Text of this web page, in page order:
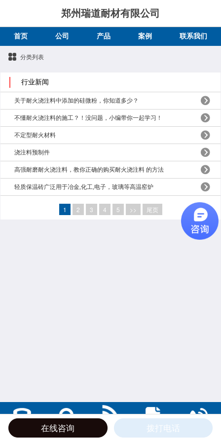
郑州瑞道耐材有限公司
首页 公司 产品 案例 联系我们
分类列表
行业新闻
关于耐火浇注料中添加的硅微粉，你知道多少？
不懂耐火浇注料的施工？！没问题，小编带你一起学习！
不定型耐火材料
浇注料预制件
高强耐磨耐火浇注料，教你正确的购买耐火浇注料 的方法
轻质保温砖广泛用于冶金,化工,电子，玻璃等高温窑炉
1 2 3 4 5 >> 尾页
公司介绍 产品中心 返回首页 在线留言 联系电话
在线咨询 拨打电话